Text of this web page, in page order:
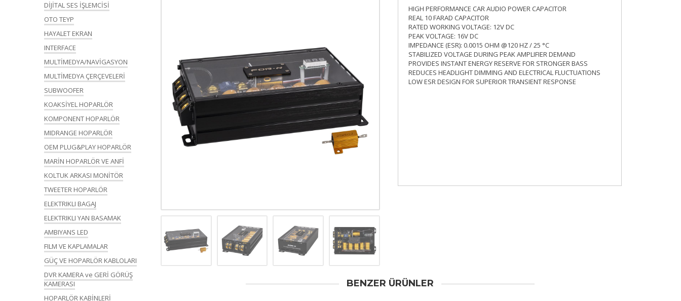
DİJİTAL SES İŞLEMCİSİ
OTO TEYP
HAYALET EKRAN
INTERFACE
MULTİMEDYA/NAVİGASYON
MULTİMEDYA ÇERÇEVELERİ
SUBWOOFER
KOAKSİYEL HOPARLÖR
KOMPONENT HOPARLÖR
MIDRANGE HOPARLÖR
OEM PLUG&PLAY HOPARLÖR
MARİN HOPARLÖR VE ANFİ
KOLTUK ARKASI MONİTÖR
TWEETER HOPARLÖR
ELEKTRIKLI BAGAJ
ELEKTRIKLI YAN BASAMAK
AMBIYANS LED
FILM VE KAPLAMALAR
GÜÇ VE HOPARLÖR KABLOLARI
DVR KAMERA ve GERİ GÖRÜŞ
KAMERASI
HOPARLÖR KABİNLERİ
HIGH PERFORMANCE CAR AUDIO POWER CAPACITOR
REAL 10 FARAD CAPACITOR
RATED WORKING VOLTAGE: 12V DC
PEAK VOLTAGE: 16V DC
IMPEDANCE (ESR): 0.0015 OHM @120 HZ / 25 °C
STABILIZED VOLTAGE DURING PEAK AMPLIFIER DEMAND
PROVIDES INSTANT ENERGY RESERVE FOR STRONGER BASS
REDUCES HEADLIGHT DIMMING AND ELECTRICAL FLUCTUATIONS
LOW ESR DESIGN FOR SUPERIOR TRANSIENT RESPONSE
BENZER ÜRÜNLER